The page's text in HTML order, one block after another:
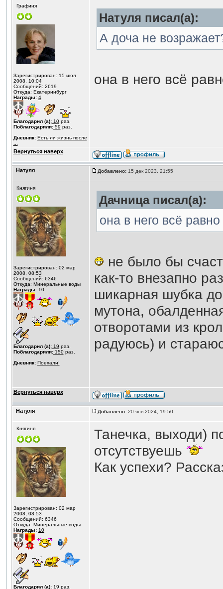
Графиня
Зарегистрирован: 15 июл
2008, 10:04
Сообщений: 2619
Откуда: Екатеринбург
Награды: 4
Благодарил (а):10раз.
Поблагодарили:59 раз.
Дневник: Есть ли жизнь после
Натуля писал(а):
А доча не
она в него всё
Вернуться наверх
Натуля Добавлено:15 дек 2023, 21:55
Княгиня
Зарегистрирован: 02 мар
2008, 08:53
Сообщений: 6346
Откуда: Минеральные воды
Награды: 10
Благодарил (а):19 раз.
Поблагодарили:150раз.
Дневник: Поехали!
Дачница писал(а):
она в него всё равно
не было бы
как-то внезапно
шикарная шубка
мутона,
отворотами из
радуюсь) и
Вернуться наверх
Натуля Добавлено:20 янв 2024, 19:50
Княгиня
Зарегистрирован: 02 мар
2008, 08:53
Сообщений: 6346
Откуда: Минеральные воды
Награды: 10
Благодарил (а):19 раз.
Танечка, выходи)
отсутствуешь
Как успехи?